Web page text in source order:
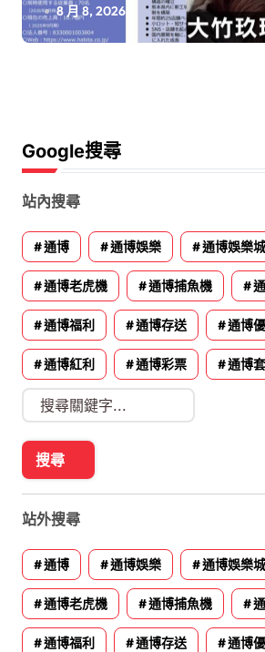
速切割」引爆全日圍剿
8 月 8, 2026
Google搜尋
站內搜尋
通博 通博娛樂 通博娛樂城
通博老虎機 通博捕魚機
通博福利 通博存送 通博
通博紅利 通博彩票 通博
站外搜尋
通博 通博娛樂 通博娛樂城
通博老虎機 通博捕魚機
通博福利 通博存送 通博